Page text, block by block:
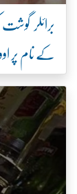
برائلر
کے نام پر